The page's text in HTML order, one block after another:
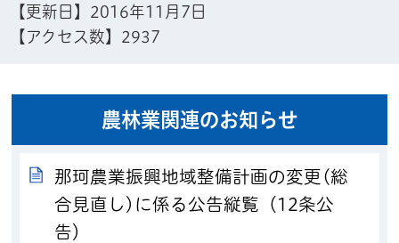
【更新日】 2016年11月7日
【アクセス数】 2937
農林業関連のお知らせ
那珂農業振興地域整備計画の変更(総
合見直し)に係る公告縦覧（12条公
告）